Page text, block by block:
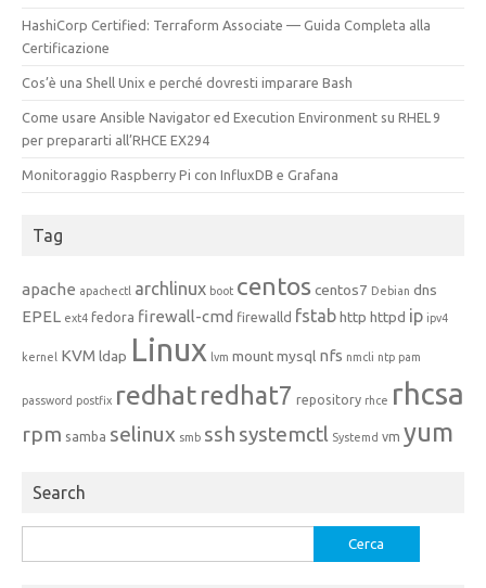
HashiCorp Certified: Terraform Associate — Guida Completa alla
Certificazione
Cos’è una Shell Unix e perché dovresti imparare Bash
Come usare Ansible Navigator ed Execution Environment su RHEL 9
per prepararti all’RHCE EX294
Monitoraggio Raspberry Pi con InfluxDB e Grafana
Tag
apache apachectl archlinux boot centoscentos7 Debian dns
EPEL ext4 fedora firewall-cmd firewalld fstabhttp httpd ip ipv4
kernel KVM ldap Linux lvm mountmysql nfs nmcli ntp pam
password postfix redhatredhat7 repository rhce rhcsa
rpm samba selinux smb ssh systemctl Systemd vm yum
Search
per: